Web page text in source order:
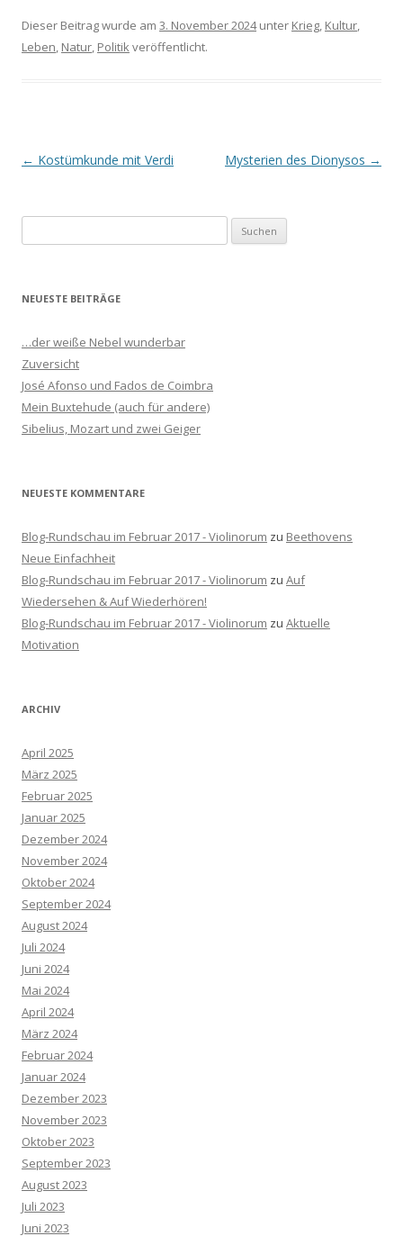
Dieser Beitrag wurde am 3. November 2024unter Krieg, Kultur,
Leben, Natur, Politikveröffentlicht.
Beitrags-
← Kostümkunde mit Verdi Mysterien des Dionysos →
u
h
n
a
c
h
NEUESTE BEITRÄGE
…der weiße Nebel wunderbar
Zuversicht
José Afonso und Fados de Coimbra
Mein Buxtehude (auch für andere)
Sibelius, Mozart und zwei Geiger
NEUESTE KOMMENTARE
Blog-Rundschau im Februar 2017 - Violinorum zu Beethovens
Neue Einfachheit
Blog-Rundschau im Februar 2017 - Violinorum zu Auf
Wiedersehen & Auf Wiederhören!
Blog-Rundschau im Februar 2017 - Violinorum zu Aktuelle
Motivation
ARCHIV
April 2025
März 2025
Februar 2025
Januar 2025
Dezember 2024
November 2024
Oktober 2024
September 2024
August 2024
Juli 2024
Juni 2024
Mai 2024
April 2024
März 2024
Februar 2024
Januar 2024
Dezember 2023
November 2023
Oktober 2023
September 2023
August 2023
Juli 2023
Juni 2023